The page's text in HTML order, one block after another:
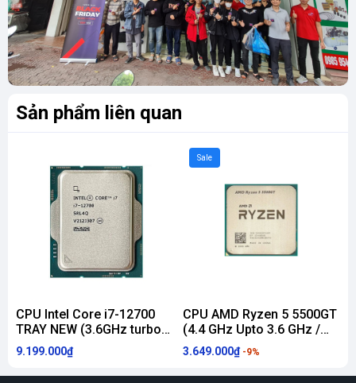
Sản phẩm liên quan
CPU Intel Core i7-12700
TRAY NEW (3.6GHz turbo
Up to 4.9GHz, 12 Nhân 20
Luồng, 25MB Cache, 65W)
- Socket Intel LGA 1700)
9.199.000₫
Sale
CPU AMD Ryzen 5 5500GT
(4.4 GHz Upto 3.6 GHz /
19MB / 6 Cores, 12
Threads / 65W / Socket
AM4) [ TRAY CHÍNH HÃNG
3.649.000₫ -9%